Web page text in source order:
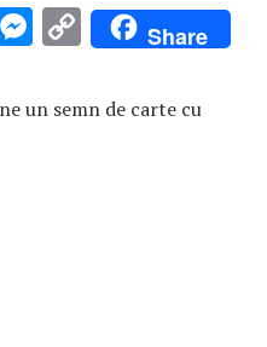
M
se
C
o
p
Share
un semn de carte cu